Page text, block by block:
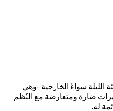
الليلة سواءً الخارجية -وهي
ضارة ومتعارضة مع النُظم
له.